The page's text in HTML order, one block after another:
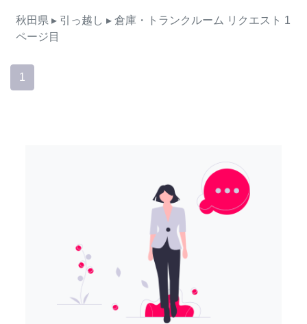
秋田県 ▸ 引っ越し ▸ 倉庫・トランクルーム リクエスト 1
ページ目
1